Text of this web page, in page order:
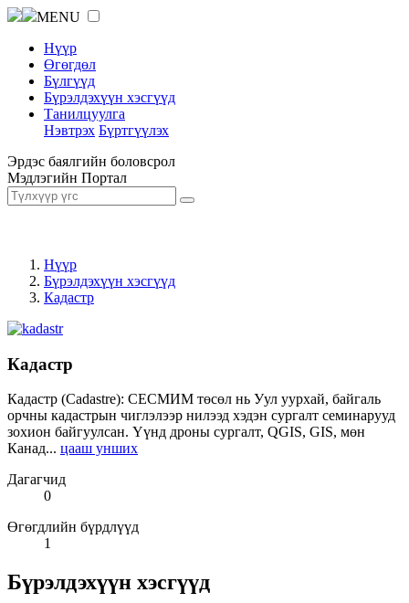
MENU
Нүүр
Өгөгдөл
Бүлгүүд
Бүрэлдэхүүн хэсгүүд
Танилцуулга
Нэвтрэх Бүртгүүлэх
Эрдэс баялгийн боловсрол
Мэдлэгийн Портал
Нүүр
Бүрэлдэхүүн хэсгүүд
Кадастр
Кадастр
Кадастр (Cadastre): СЕСМИМ төсөл нь Уул уурхай, байгаль
орчны кадастрын чиглэлээр нилээд хэдэн сургалт семинарууд
зохион байгуулсан. Үүнд дроны сургалт, QGIS, GIS, мөн
Канад... цааш унших
Дагагчид
0
Өгөгдлийн бүрдлүүд
1
Бүрэлдэхүүн хэсгүүд